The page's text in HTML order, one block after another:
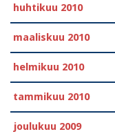
huhtikuu 2010
maaliskuu 2010
helmikuu 2010
tammikuu 2010
joulukuu 2009